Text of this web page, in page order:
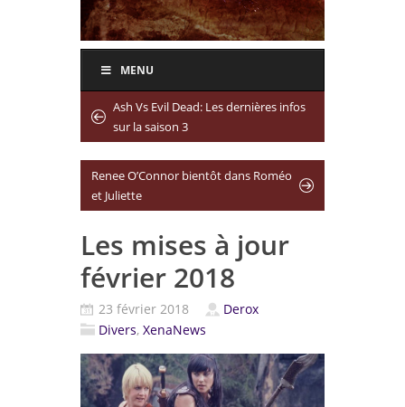
MENU
Ash Vs Evil Dead: Les dernières infos
sur la saison 3
Renee O’Connor bientôt dans Roméo
et Juliette
Les mises à jour
février 2018
23 février 2018
Derox
Divers, XenaNews